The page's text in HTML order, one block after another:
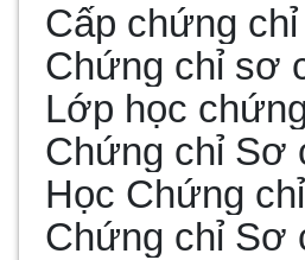
Cấp chứng
Chứng chỉ sơ
Lớp học
Chứng chỉ Sơ
Học Chứng
Chứng chỉ Sơ